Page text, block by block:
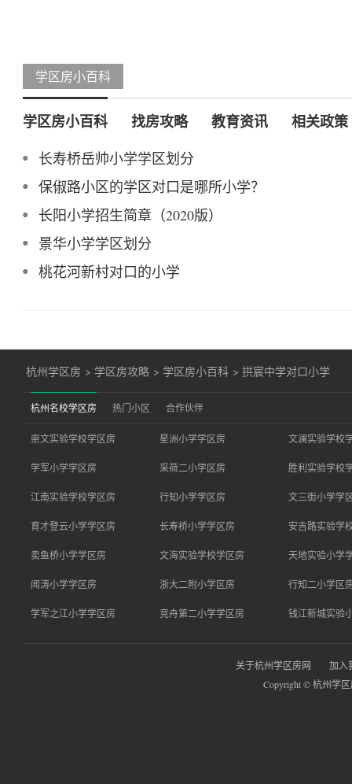
学区房小百科
学区房小百科 找房攻略 教育资讯 相关政策
长寿桥岳帅小学学区划分
保俶路小区的学区对口是哪所小学？
长阳小学招生简章（2020版）
景华小学学区划分
桃花河新村对口的小学
杭州学区房 > 学区房攻略 > 学区房小百科 >拱宸中学对口小学
杭州名校学区房 热门小区 合作伙伴
崇文实验学校学区房 星洲小学学区房 文澜实验学校
学军小学学区房 采荷二小学区房 胜利实验学校
江南实验学校学区房 行知小学学区房 文三街小学学
育才登云小学学区房 长寿桥小学学区房 安吉路实验学
卖鱼桥小学学区房 文海实验学校学区房 天地实验小学
闻涛小学学区房 浙大二附小学区房 行知二小学区
学军之江小学学区房 竞舟第二小学学区房 钱江新城实验
关于杭州学区房网
加入
Copyright © 杭州学